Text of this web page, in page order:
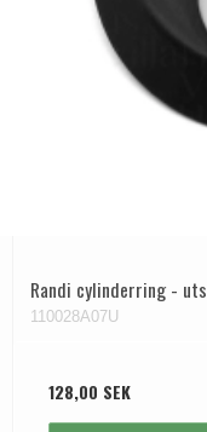
Randi cylinderring -
110028A07U
128,00 SEK